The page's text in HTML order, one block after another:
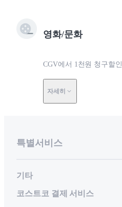
영화/문화
CGV에서 1천원 청구할인
자세히
특별서비스
기타
코스트코 결제 서비스